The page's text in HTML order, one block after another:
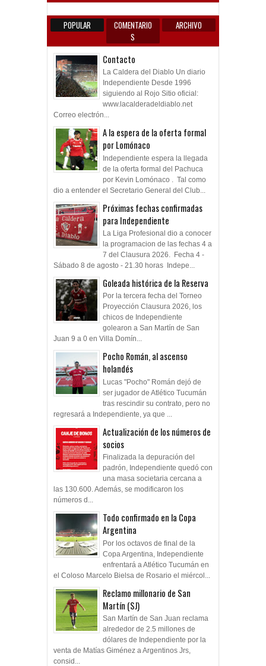
POPULAR
COMENTARIO
S
ARCHIVO
Contacto
La Caldera del Diablo Un diario
Independiente Desde 1996
siguiendo al Rojo Sitio oficial:
www.lacalderadeldiablo.net
Correo electrón...
A la espera de la oferta formal
por Lomónaco
Independiente espera la llegada
de la oferta formal del Pachuca
por Kevin Lomónaco . Tal como
dio a entender el Secretario General del Club...
Próximas fechas confirmadas
para Independiente
La Liga Profesional dio a conocer
la programacion de las fechas 4 a
7 del Clausura 2026. Fecha 4 -
Sábado 8 de agosto - 21.30 horas Indepe...
Goleada histórica de la Reserva
Por la tercera fecha del Torneo
Proyección Clausura 2026, los
chicos de Independiente
golearon a San Martín de San
Juan 9 a 0 en Villa Domín...
Pocho Román, al ascenso
holandés
Lucas "Pocho" Román dejó de
ser jugador de Atlético Tucumán
tras rescindir su contrato, pero no
regresará a Independiente, ya que ...
Actualización de los números de
socios
Finalizada la depuración del
padrón, Independiente quedó con
una masa societaria cercana a
las 130.600. Además, se modificaron los
números d...
Todo confirmado en la Copa
Argentina
Por los octavos de final de la
Copa Argentina, Independiente
enfrentará a Atlético Tucumán en
el Coloso Marcelo Bielsa de Rosario el miércol...
Reclamo millonario de San
Martín (SJ)
San Martín de San Juan reclama
alrededor de 2.5 millones de
dólares de Independiente por la
venta de Matías Giménez a Argentinos Jrs,
consid...